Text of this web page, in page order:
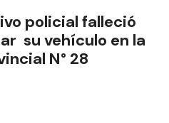
policial falleció
su vehículo en la
N° 28